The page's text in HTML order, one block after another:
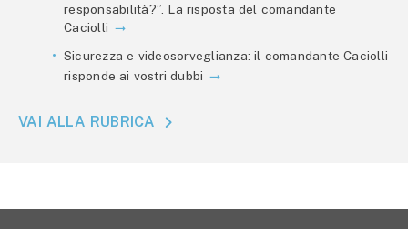
responsabilità?”. La risposta del comandante
Caciolli
Sicurezza e videosorveglianza: il comandante Caciolli
risponde ai vostri dubbi
VAI ALLA RUBRICA